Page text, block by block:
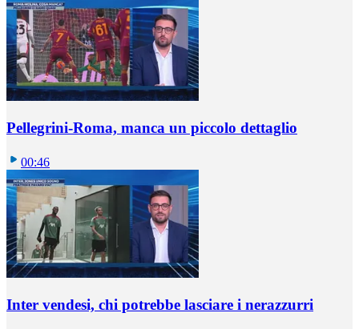
Pellegrini-Roma, manca un piccolo dettaglio
00:46
Inter vendesi, chi potrebbe lasciare i nerazzurri